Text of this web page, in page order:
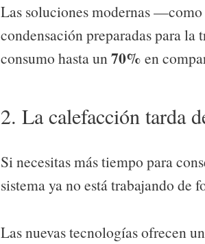
Las soluciones modernas
condensación preparadas para
consumo hasta un 70% en
2. La calefacción tarda
Si necesitas más tiempo para
sistema ya no está trabajando de
Las nuevas tecnologías ofrecen